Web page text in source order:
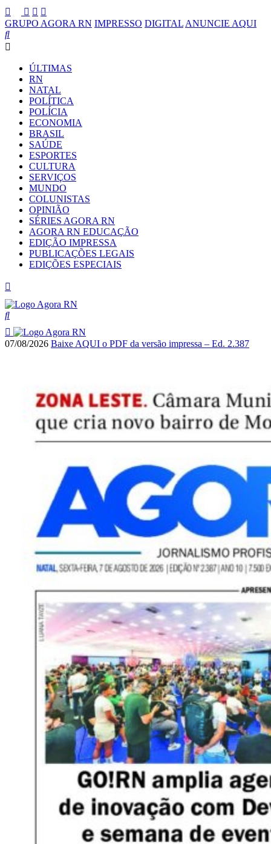
GRUPO AGORA RN IMPRESSO DIGITAL ANUNCIE AQUI
ÚLTIMAS
RN
NATAL
POLÍTICA
POLÍCIA
ECONOMIA
BRASIL
SAÚDE
ESPORTES
CULTURA
SERVIÇOS
MUNDO
COLUNISTAS
OPINIÃO
SÉRIES AGORA RN
AGORA RN EDUCAÇÃO
EDIÇÃO IMPRESSA
PUBLICAÇÕES LEGAIS
EDIÇÕES ESPECIAIS
07/08/2026 Baixe AQUI o PDF da versão impressa – Ed. 2.387